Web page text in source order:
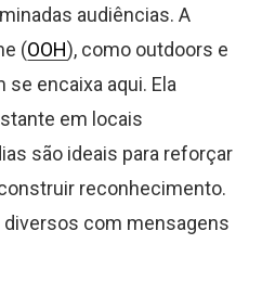
audiências. A
(OOH), como outdoors e
encaixa aqui. Ela
em locais
são ideais para reforçar
reconhecimento.
com mensagens